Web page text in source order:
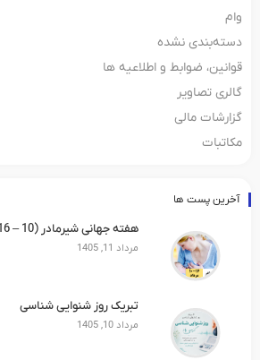
وام
دسته‌بندی نشده
قوانین، ضوابط و اطلاعیه ها
گالری تصاویر
گزارشات مالی
مکاتبات
آخرین پست ها
هفته جهانی شیرمادر (10 – 16 مرداد)
مرداد 11, 1405
تبریک روز شنوایی شناسی
مرداد 10, 1405